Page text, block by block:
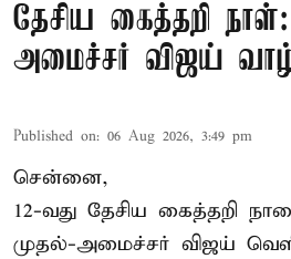
தேசிய கைத்தறி
அமைச்சர் விஜய்
Published on: 06 Aug 2026, 3:49 pm
சென்னை,
12-வது தேசிய கைத்தறி
முதல்-அமைச்சர் விஜய்